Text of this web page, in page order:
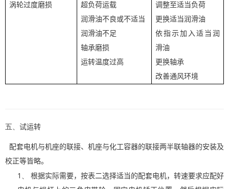
涡轮过度磨损
超负荷运载
润滑油不良或不适当
润滑油不足
轴承磨损
运转温度过高
调整至适当负荷
更换适当润滑油
依指示加入适当润
滑油
更换轴承
改善通风环境
五、 试运转
配套电机与机座的联接、机座与化工容器的联接两半联轴器的安装及
校正等皆略。
1、
根据实际需要，按表二选择适当的配套电机，转速要求应配好